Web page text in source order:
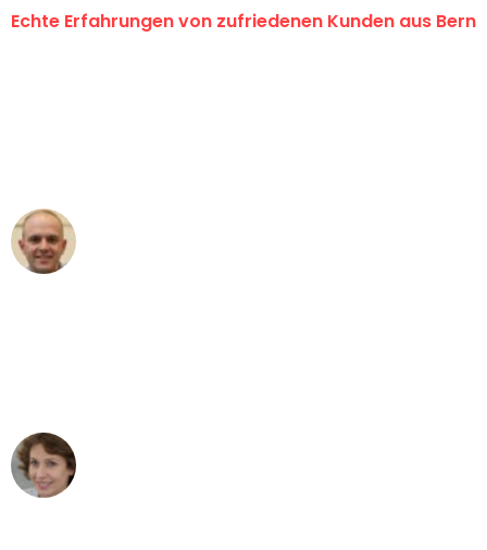
Echte Erfahrungen von zufriedenen Kunden aus Bern